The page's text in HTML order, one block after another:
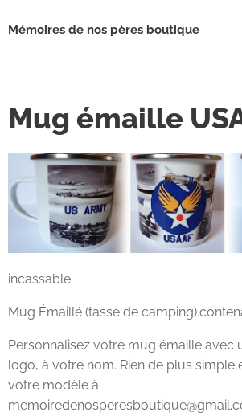
Mémoires de nos pères boutique
Mug émaille
incassable
Mug Émaillé (tasse de
Personnalisez votre mug émaillé avec
logo, à votre nom. Rien de plus simple
votre modèle à